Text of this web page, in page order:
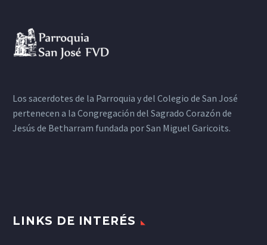
Los sacerdotes de la Parroquia y del Colegio de San José
pertenecen a la Congregación del Sagrado Corazón de
Jesús de Betharram fundada por San Miguel Garicoits.
LINKS DE INTERÉS